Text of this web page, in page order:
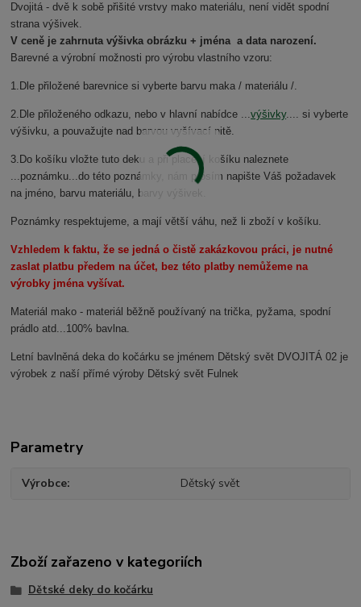
Dvojitá - dvě k sobě přišité vrstvy mako materiálu, není vidět spodní
strana výšivek.
V ceně je zahrnuta výšivka obrázku + jména a data narození.
Barevné a výrobní možnosti pro výrobu vlastního vzoru:
1.Dle přiložené barevnice si vyberte barvu maka / materiálu /.
2.Dle přiloženého odkazu, nebo v hlavní nabídce ...výšivky.... si vyberte
výšivku, a pouvažujte nad barvou vyšívací nitě.
3.Do košíku vložte tuto deku a při placení košíku naleznete
...poznámku...do této poznámky, nám prosím napište Váš požadavek
na jméno, barvu materiálu, barvy výšivek.
Poznámky respektujeme, a mají větší váhu, než li zboží v košíku.
Vzhledem k faktu, že se jedná o čistě zakázkovou práci, je nutné
zaslat platbu předem na účet, bez této platby nemůžeme na
výrobky jména vyšívat.
Materiál mako - materiál běžně používaný na trička, pyžama, spodní
prádlo atd...100% bavlna.
Letní bavlněná deka do kočárku se jménem Dětský svět DVOJITÁ 02 je
výrobek z naší přímé výroby Dětský svět Fulnek
Parametry
Výrobce Dětský svět
Zboží zařazeno v kategoriích
Dětské deky do kočárku